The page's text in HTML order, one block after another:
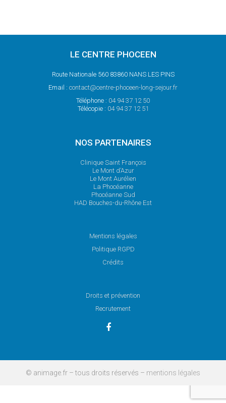
LE CENTRE PHOCEEN
Route Nationale 560 83860 NANS LES PINS
Email : contact@centre-phoceen-long-sejour.fr
Téléphone : 04 94 37 12 50
Télécopie : 04 94 37 12 51
NOS PARTENAIRES
Clinique Saint François
Le Mont d’Azur
Le Mont Aurélien
La Phocéanne
Phocéanne Sud
HAD Bouches-du-Rhône Est
Mentions légales
Politique RGPD
Crédits
Droits et prévention
Recrutement
© animage.fr – tous droits réservés – mentions légales